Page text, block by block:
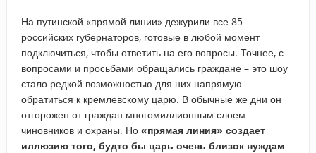
На путинской «прямой линии» дежурили все 85
российских губернаторов, готовые в любой момент
подключиться, чтобы ответить на его вопросы. Точнее, с
вопросами и просьбами обращались граждане – это шоу
стало редкой возможностью для них напрямую
обратиться к кремлевскому царю. В обычные же дни он
отгорожен от граждан многомиллионным слоем
чиновников и охраны. Но «прямая линия» создает
иллюзию того, будто бы царь очень близок нуждам